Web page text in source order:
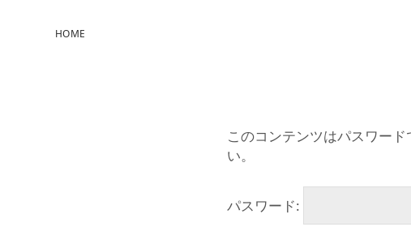
HOME
このコンテンツはパスワー
い。
パスワード: